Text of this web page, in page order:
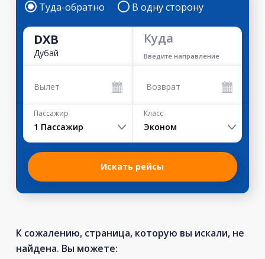
Туда-обратно В одну сторону
DXB
Дубай
Куда
Введите направление
Вылет Возврат
Пассажир
1 Пассажир
Класс
Эконом
Искать рейсы
К сожалению, страница, которую вы искали, не
найдена. Вы можете: